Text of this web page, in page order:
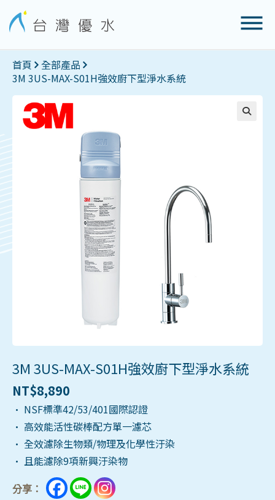
首頁
全部產品
3M 3US-MAX-S01H強效廚下型淨水系統
3M 3US-MAX-S01H強效廚下型淨水系統
NT$8,890
• NSF標準42/53/401國際認證
• 高效能活性碳棒配方單一濾芯
• 全效濾除生物類/物理及化學性汙染
• 且能濾除9項新興汙染物
分享：